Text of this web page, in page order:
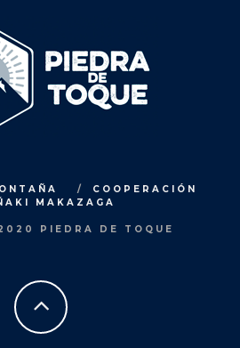
COOPERACIÓN
MAKAZAGA
PIEDRA DE TOQUE